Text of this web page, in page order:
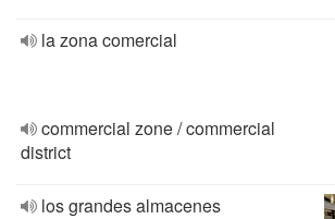
la zona comercial
commercial zone / commercial
district
los grandes almacenes